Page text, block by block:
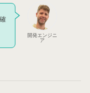
開発エンジニ
ア